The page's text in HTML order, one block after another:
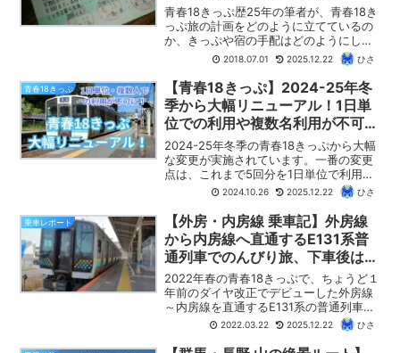
青春18きっぷ歴25年の筆者が、青春18き
っぷ旅の計画をどのように立てているの
か、きっぷや宿の手配はどのようにして
いるのか、これまでの経験からノウハウ
を公開します。第1回のこの記事では「目
的と日程からざっくりとしたプランニン
グをしよう！」を紹介します。
2018.07.01 2025.12.22 ひさ
青春18きっぷ
【青春18きっぷ】2024-25年冬
季から大幅リニューアル！1日単
位での利用や複数名利用が不可
に！
2024-25年冬季の青春18きっぷから大幅
な変更が実施されています。一番の変更
点は、これまで5回分を1日単位で利用で
きたものが、今回から3日間連続、また
は、5日間連続となっている点です。この
記事では、青春18きっぷの変更点と、そ
の影響について、わかりやすく紹介して
いきます。
2024.10.26 2025.12.22 ひさ
乗車レポート
【外房・内房線 乗車記】外房線
から内房線へ直通するE131系普
通列車でのんびり旅、下車後は東
京湾フェリーへ！
2022年春の青春18きっぷで、ちょうど１
年前のダイヤ改正でデビューした外房線
～内房線を直通するE131系の普通列車に
乗ってきました。平日の昼間とあって車
内は閑散としていて、のんびりと普通列
車の旅を楽しめました。浜金谷駅で下車
2022.03.22 2025.12.22 ひさ